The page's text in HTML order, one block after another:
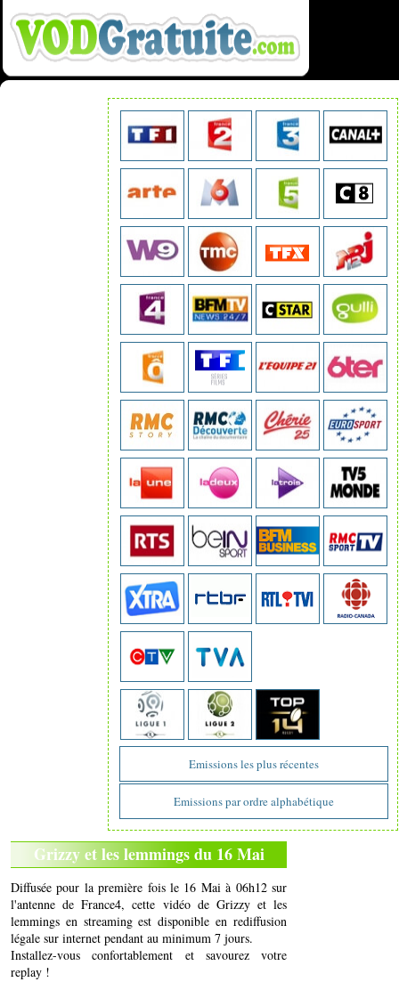
Emissions les plus récentes
Emissions par ordre alphabétique
Grizzy et les lemmings du 16 Mai
Diffusée pour la première fois le 16 Mai à 06h12 sur
l'antenne de France4, cette vidéo de Grizzy et les
lemmings en streaming est disponible en rediffusion
légale sur internet pendant au minimum 7 jours.
Installez-vous confortablement et savourez votre
replay !